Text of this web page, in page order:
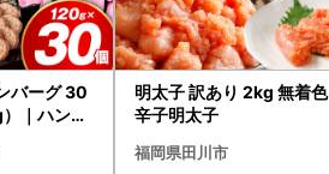
バーグ 30
｜ハンバ
明太子 訳あり 2kg 無着色
辛子明太子
福岡県田川市